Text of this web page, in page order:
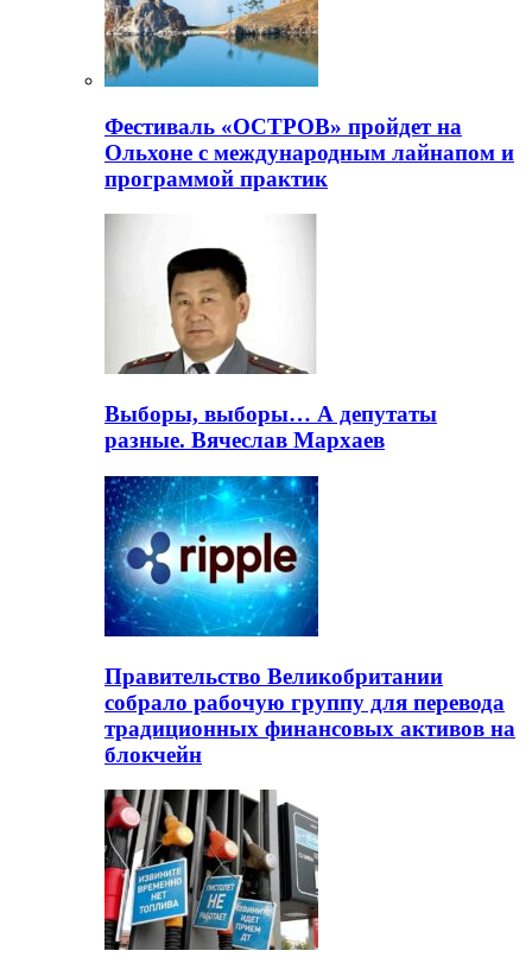
Фестиваль «ОСТРОВ» пройдет на
Ольхоне с международным лайнапом и
программой практик
Выборы, выборы… А депутаты
разные. Вячеслав Мархаев
Правительство Великобритании
собрало рабочую группу для перевода
традиционных финансовых активов на
блокчейн